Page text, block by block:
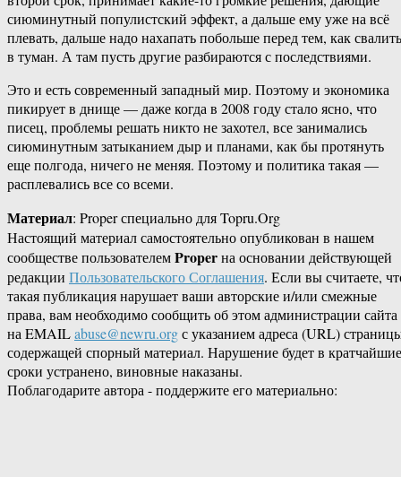
сиюминутный популистский эффект, а дальше ему уже на всё
плевать, дальше надо нахапать побольше перед тем, как свалить
в туман. А там пусть другие разбираются с последствиями.
Это и есть современный западный мир. Поэтому и экономика
пикирует в днище — даже когда в 2008 году стало ясно, что
писец, проблемы решать никто не захотел, все занимались
сиюминутным затыканием дыр и планами, как бы протянуть
еще полгода, ничего не меняя. Поэтому и политика такая —
расплевались все со всеми.
Материал: Proper специально для Topru.Org
Настоящий материал самостоятельно опубликован в нашем
сообществе пользователемProperна основании действующей
редакции Пользовательского Соглашения. Если вы считаете,
такая публикация нарушает ваши авторские и/или смежные
права, вам необходимо сообщить об этом администрации сайта
на EMAILabuse@newru.orgс указанием адреса (URL)
содержащей спорный материал. Нарушение будет в кратчайшие
сроки устранено, виновные наказаны.
Поблагодарите автора - поддержите его материально: